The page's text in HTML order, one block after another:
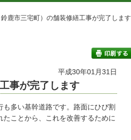
鹿市三宅町）の舗装修繕工事が完了します
印刷する
平成30年01月31日
事が完了します
多い基幹道路です。路面にひび割
ことから、これを改善するために